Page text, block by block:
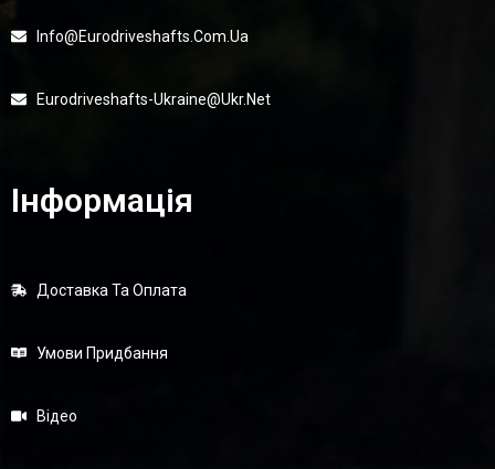
Info@eurodriveshafts.com.ua
Eurodriveshafts-Ukraine@ukr.net
Інформація
Доставка Та Оплата
Умови Придбання
Відео